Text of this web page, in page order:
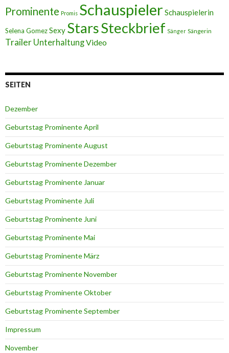
Prominente Promis Schauspieler Schauspielerin
Selena GomezSexy StarsSteckbrief Sänger Sängerin
Trailer UnterhaltungVideo
SEITEN
Dezember
Geburtstag Prominente April
Geburtstag Prominente August
Geburtstag Prominente Dezember
Geburtstag Prominente Januar
Geburtstag Prominente Juli
Geburtstag Prominente Juni
Geburtstag Prominente Mai
Geburtstag Prominente März
Geburtstag Prominente November
Geburtstag Prominente Oktober
Geburtstag Prominente September
Impressum
November